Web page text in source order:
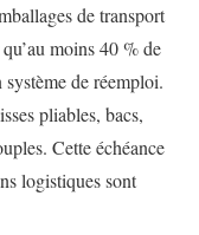
de transport
moins 40 % de
de réemploi.
pliables, bacs,
Cette échéance
logistiques sont